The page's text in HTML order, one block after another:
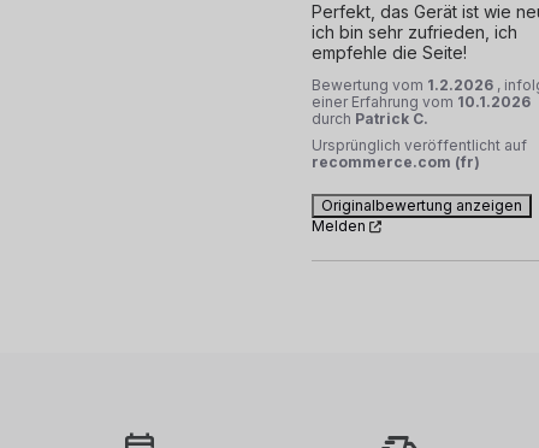
Perfekt, das Gerät ist wie
ich bin sehr zufrieden, ich
empfehle die Seite!
Bewertung vom 1.2.2026 ,
einer Erfahrung vom 10.1.2026
durch Patrick C.
Ursprünglich veröffentlicht auf
recommerce.com (fr)
Originalbewertung anzeigen
Melden